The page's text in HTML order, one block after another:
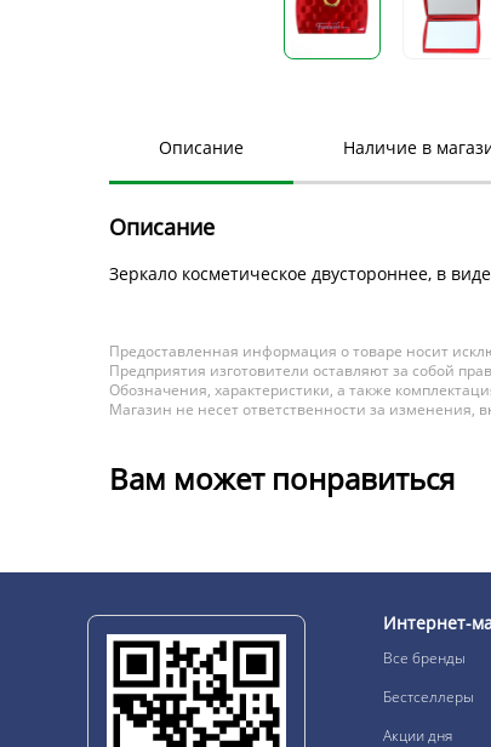
Описание Наличие в
Описание
Зеркало косметическое двустороннее, в
Предоставленная информация о товаре носит
Предприятия изготовители оставляют за собой
Обозначения, характеристики, а также
Магазин не несет ответственности за изменения,
Вам может понравиться
Интернет-
Все бренды
Бестселлеры
Акции дня